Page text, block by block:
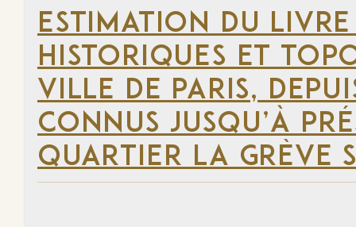
ESTIMATION DU
HISTORIQUES ET
VILLE DE PARIS,
CONNUS JUSQU’À
QUARTIER LA GRÈVE